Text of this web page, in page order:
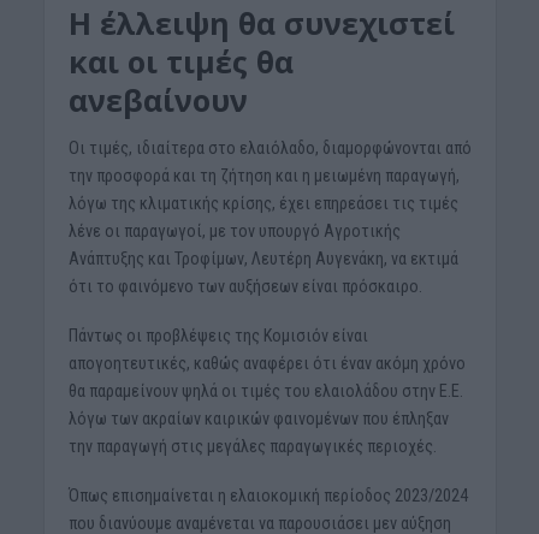
Η έλλειψη θα συνεχιστεί
και οι τιμές θα
ανεβαίνουν
Οι τιμές, ιδιαίτερα στο ελαιόλαδο, διαμορφώνονται από
την προσφορά και τη ζήτηση και η μειωμένη παραγωγή,
λόγω της κλιματικής κρίσης, έχει επηρεάσει τις τιμές
λένε οι παραγωγοί, με τον υπουργό Αγροτικής
Ανάπτυξης και Τροφίμων, Λευτέρη Αυγενάκη, να εκτιμά
ότι το φαινόμενο των αυξήσεων είναι πρόσκαιρο.
Πάντως οι προβλέψεις της Κομισιόν είναι
απογοητευτικές, καθώς αναφέρει ότι έναν ακόμη χρόνο
θα παραμείνουν ψηλά οι τιμές του ελαιολάδου στην Ε.Ε.
λόγω των ακραίων καιρικών φαινομένων που έπληξαν
την παραγωγή στις μεγάλες παραγωγικές περιοχές.
Όπως επισημαίνεται η ελαιοκομική περίοδος 2023/2024
που διανύουμε αναμένεται να παρουσιάσει μεν αύξηση